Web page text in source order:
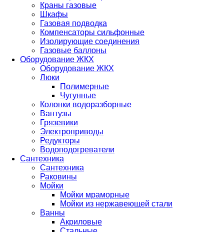
Краны газовые
Шкафы
Газовая подводка
Компенсаторы сильфонные
Изолирующие соединения
Газовые баллоны
Оборудование ЖКХ
Оборудование ЖКХ
Люки
Полимерные
Чугунные
Колонки водоразборные
Вантузы
Грязевики
Электроприводы
Редукторы
Водоподогреватели
Сантехника
Сантехника
Раковины
Мойки
Мойки мраморные
Мойки из нержавеющей стали
Ванны
Акриловые